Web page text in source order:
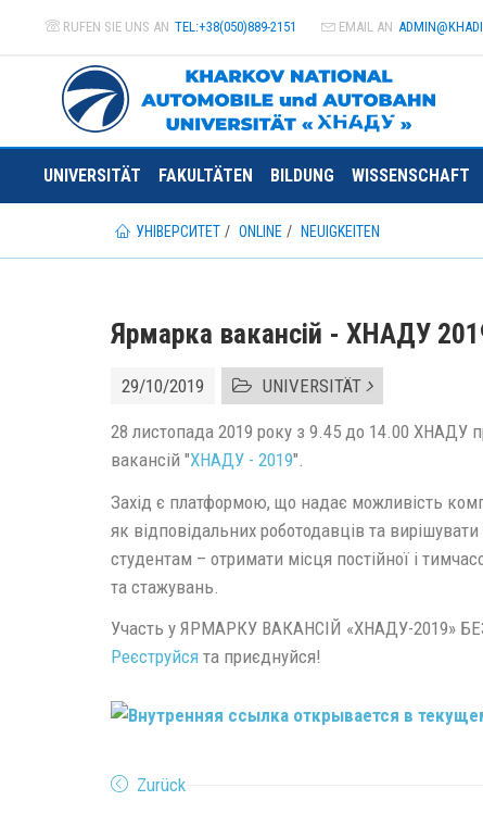
RUFEN SIE UNS AN TEL:+38(050)889-2151 EMAIL AN ADMIN@
UNIVERSITÄT FAKULTÄTEN BILDUNG WISSENSCHAFT
УНІВЕРСИТЕТ ONLINE NEUIGKEITEN
Ярмарка вакансій - ХНАДУ
29/10/2019 UNIVERSITÄT
28 листопада 2019 року з 9.45 до 14.00 ХНАДУ
вакансій "ХНАДУ - 2019".
Захід є платформою, що надає можливість
як відповідальних роботодавців та
студентам – отримати місця постійної і
та стажувань.
Участь у ЯРМАРКУ ВАКАНСІЙ «ХНАДУ-2019»
Реєструйся та приєднуйся!
Zurück